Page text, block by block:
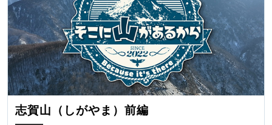
志賀山（しがやま）前編